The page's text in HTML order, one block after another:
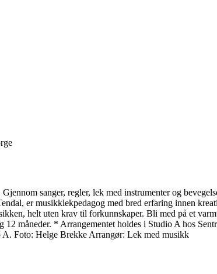
sanger, regler, lek med instrumenter og
er musikklekpedagog med bred erfaring innen
helt uten krav til forkunnskaper. Bli med på et
måneder. * Arrangementet holdes i Studio A hos
A. Foto: Helge Brekke Arrangør: Lek med musikk